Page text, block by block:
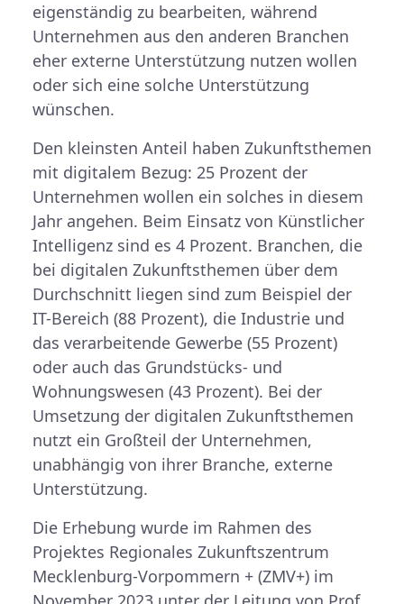
eigenständig zu bearbeiten, während
Unternehmen aus den anderen Branchen
eher externe Unterstützung nutzen wollen
oder sich eine solche Unterstützung
wünschen.
Den kleinsten Anteil haben Zukunftsthemen
mit digitalem Bezug: 25 Prozent der
Unternehmen wollen ein solches in diesem
Jahr angehen. Beim Einsatz von Künstlicher
Intelligenz sind es 4 Prozent. Branchen, die
bei digitalen Zukunftsthemen über dem
Durchschnitt liegen sind zum Beispiel der
IT-Bereich (88 Prozent), die Industrie und
das verarbeitende Gewerbe (55 Prozent)
oder auch das Grundstücks- und
Wohnungswesen (43 Prozent). Bei der
Umsetzung der digitalen Zukunftsthemen
nutzt ein Großteil der Unternehmen,
unabhängig von ihrer Branche, externe
Unterstützung.
Die Erhebung wurde im Rahmen des
Projektes Regionales Zukunftszentrum
Mecklenburg-Vorpommern + (ZMV+) im